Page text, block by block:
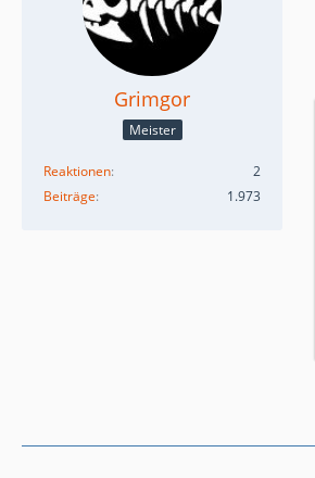
Grimgor
Meister
Reaktionen
2
Beiträge
1.973